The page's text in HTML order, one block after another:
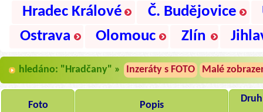
Hradec Králové
Č. Budějovice
Ostrava
Olomouc Zlín
hledáno: "Hradčany" » Inzeráty s FOTO Malé
Foto Popis